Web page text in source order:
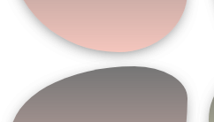
confidentialité
Twitter
© 2014-2026